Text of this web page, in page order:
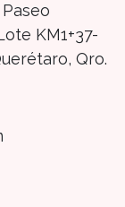
KM1+37-
Qro.